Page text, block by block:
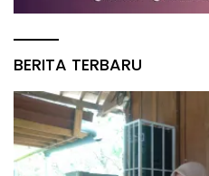
BERITA TERBARU